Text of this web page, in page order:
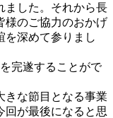
した。それから長
様のご協力のおかげ
を深めて参りまし
完遂することがで
な節目となる事業
回が最後になると思